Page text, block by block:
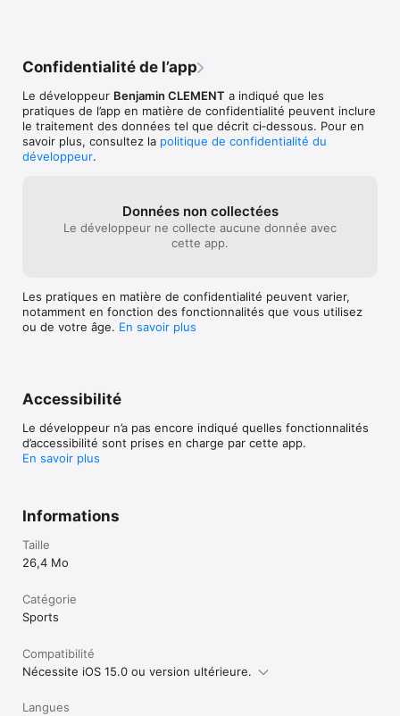
Confidentialité de l’app
Le développeur Benjamin CLEMENT a indiqué que les
pratiques de l’app en matière de confidentialité peuvent inclure
le traitement des données tel que décrit ci‑dessous. Pour en
savoir plus, consultez la politique de confidentialité du
développeur.
Données non collectées
Le développeur ne collecte aucune donnée avec
cette app.
Les pratiques en matière de confidentialité peuvent varier,
notamment en fonction des fonctionnalités que vous utilisez
ou de votre âge. En savoir plus
Accessibilité
Le développeur n’a pas encore indiqué quelles fonctionnalités
d’accessibilité sont prises en charge par cette app.
En savoir plus
Informations
Taille
26,4 Mo
Catégorie
Sports
Compatibilité
Nécessite iOS 15.0 ou version ultérieure.
Langues